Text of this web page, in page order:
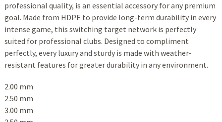
professional quality, is an essential accessory for any premium
goal. Made from HDPE to provide long-term durability in every
intense game, this switching target network is perfectly
suited for professional clubs. Designed to compliment
perfectly, every luxury and sturdy is made with weather-
resistant features for greater durability in any environment.
2.00 mm
2.50 mm
3.00 mm